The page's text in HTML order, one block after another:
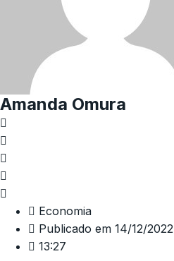
Amanda Omura
Economia
Publicado em 14/12/2022
13:27